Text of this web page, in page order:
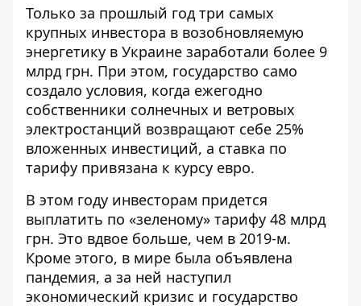
Только за прошлый год три самых
крупных инвестора в возобновляемую
энергетику в Украине заработали более 9
млрд грн. При этом, государство само
создало условия, когда ежегодно
собственники солнечных и ветровых
электростанций возвращают себе 25%
вложенных инвестиций, а ставка по
тарифу привязана к курсу евро.
В этом году инвесторам придется
выплатить по «зеленому» тарифу 48 млрд
грн. Это вдвое больше, чем в 2019-м.
Кроме этого, в мире была объявлена
пандемия, а за ней наступил
экономический кризис и государство